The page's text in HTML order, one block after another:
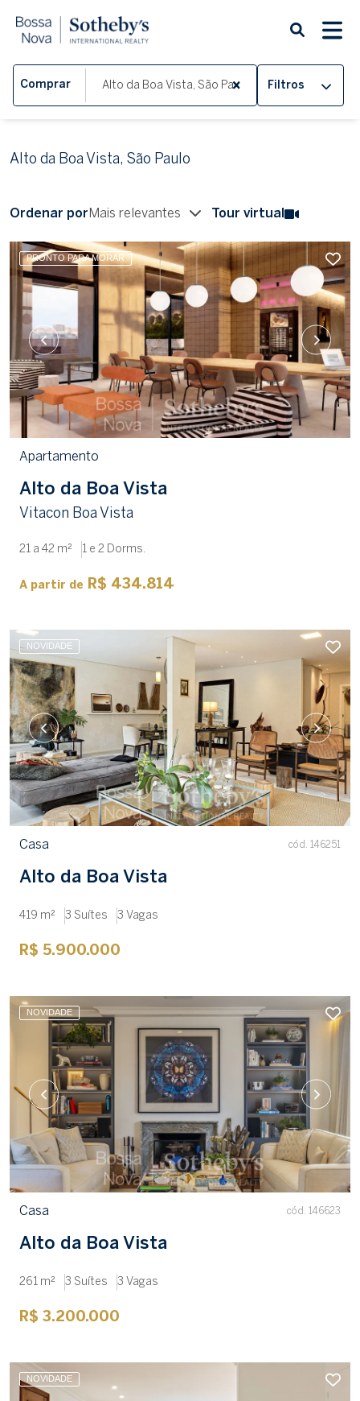
Comprar Filtros
Alto da Boa Vista, São Paulo
Ordenar por Mais relevantes Tour virtual
PRONTO PARA MORAR
Apartamento
Alto da Boa Vista
Vitacon Boa Vista
21 a 42 m² 1 e 2 Dorms.
A partir de R$ 434.814
NOVIDADE
Casa cód. 146251
Alto da Boa Vista
419 m² 3 Suítes 3 Vagas
R$ 5.900.000
NOVIDADE
Casa cód. 146623
Alto da Boa Vista
261 m² 3 Suítes 3 Vagas
R$ 3.200.000
NOVIDADE